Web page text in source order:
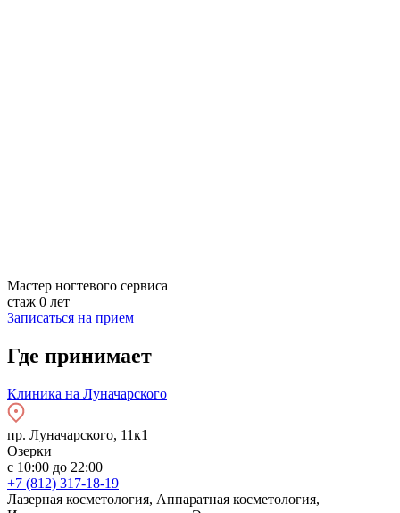
Мастер ногтевого сервиса
стаж 0 лет
Записаться на прием
Где принимает
Клиника на Луначарского
пр. Луначарского, 11к1
Озерки
c 10:00 до 22:00
+7 (812) 317-18-19
Лазерная косметология, Аппаратная косметология,